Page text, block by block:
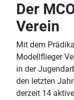
Der
Verein
Mit dem
Modellflieger
in der
den letzten
derzeit 14